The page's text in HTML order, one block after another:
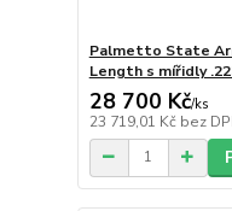
Palmetto State
Length s mířidly
28 700 Kč/ks
23 719,01 Kč bez